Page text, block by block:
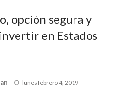
opción segura y
en Estados
Publicado
lunes febrero 4, 2019